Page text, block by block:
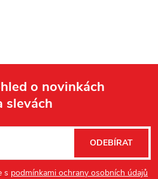
o novinkách
slevách
s podmínkami ochrany osobních údajů
ODEBÍRAT